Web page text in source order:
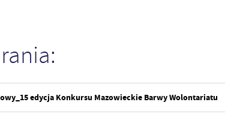
edycja Konkursu Mazowieckie Barwy Wolontariatu